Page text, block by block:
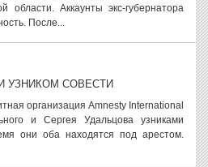
области. Аккаунты экс-губернатора
После...
УЗНИКОМ СОВЕСТИ
организация Amnesty International
и Сергея Удальцова узниками
они оба находятся под арестом.